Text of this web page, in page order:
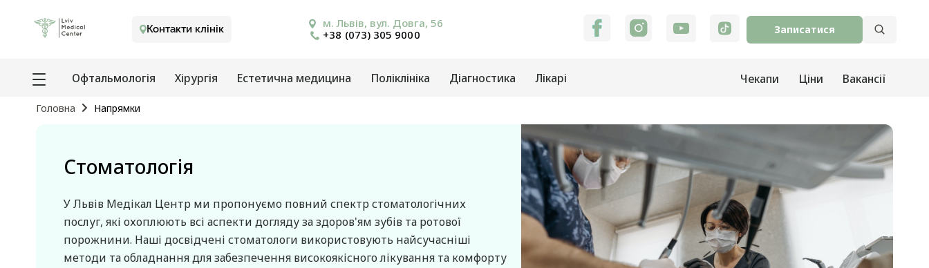
Контакти клінік
м. Львів, вул. Довга, 56
+38 (073) 305 9000
Записатися
Офтальмологія Хірургія Естетична медицина Поліклініка Діагностика Лікарі Чекапи Ціни Вакансії
Головна Напрямки
Стоматологія
У Львів Медікал Центр ми пропонуємо повний спектр стоматологічних
послуг, які охоплюють всі аспекти догляду за здоров'ям зубів та ротової
порожнини. Наші досвідчені стоматологи використовують найсучасніші
методи та обладнання для забезпечення високоякісного лікування та комфорту